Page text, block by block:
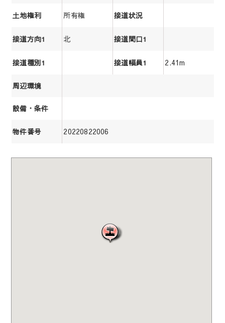
土地権利 所有権 接道状況
接道方向1 北 接道間口1
接道種別1 接道幅員1 2.41m
周辺環境
設備・条件
物件番号 20220822006